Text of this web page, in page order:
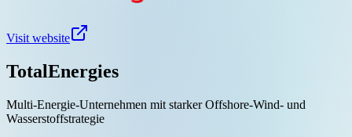
Visit website
TotalEnergies
Multi-Energie-Unternehmen mit starker Offshore-Wind- und
Wasserstoffstrategie